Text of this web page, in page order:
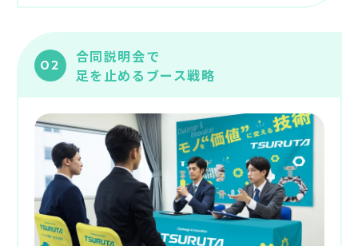
02
合同説明会で
足を止めるブース戦略